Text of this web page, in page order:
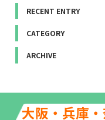
RECENT ENTRY
CATEGORY
ARCHIVE
大阪・兵庫